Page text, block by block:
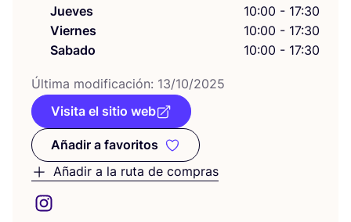
Jueves
10:00 - 17:30
Viernes
10:00 - 17:30
Sabado
10:00 - 17:30
Últi­ma modi­fi­ca­ción: 13/10/2025
Visita el sitio web
Añadir a favoritos
Añadir a favoritos
Añadir a la ruta de compras